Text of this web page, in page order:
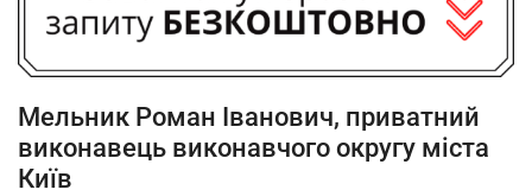
Мельник Роман Іванович, приватний
виконавець виконавчого округу міста
Київ